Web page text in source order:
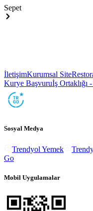
Sepet
İletişimKurumsal Site
Kurye Başvuruİş Ortaklığı
Sosyal Medya
Trendyol Yemek
Go
Mobil Uygulamalar